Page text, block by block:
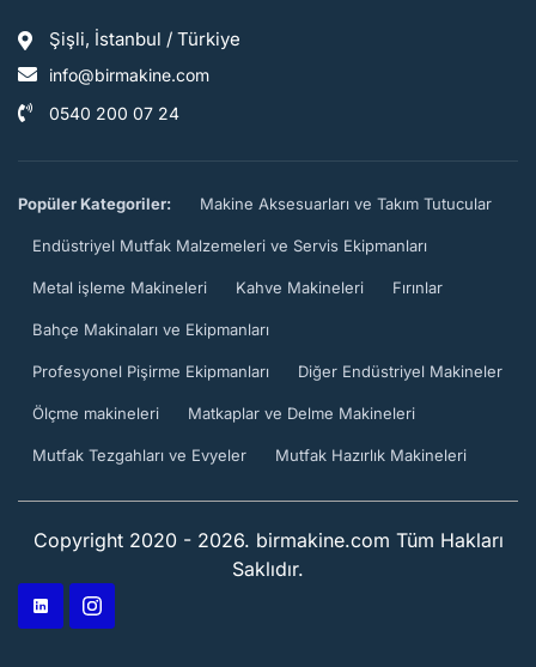
Şişli, İstanbul / Türkiye
info@birmakine.com
0540 200 07 24
Popüler Kategoriler: Makine Aksesuarları ve Takım Tutucular
Endüstriyel Mutfak Malzemeleri ve Servis Ekipmanları
Metal işleme Makineleri Kahve Makineleri Fırınlar
Bahçe Makinaları ve Ekipmanları
Profesyonel Pişirme Ekipmanları Diğer Endüstriyel Makineler
Ölçme makineleri Matkaplar ve Delme Makineleri
Mutfak Tezgahları ve Evyeler Mutfak Hazırlık Makineleri
Copyright 2020 - 2026. birmakine.com Tüm Hakları
Saklıdır.